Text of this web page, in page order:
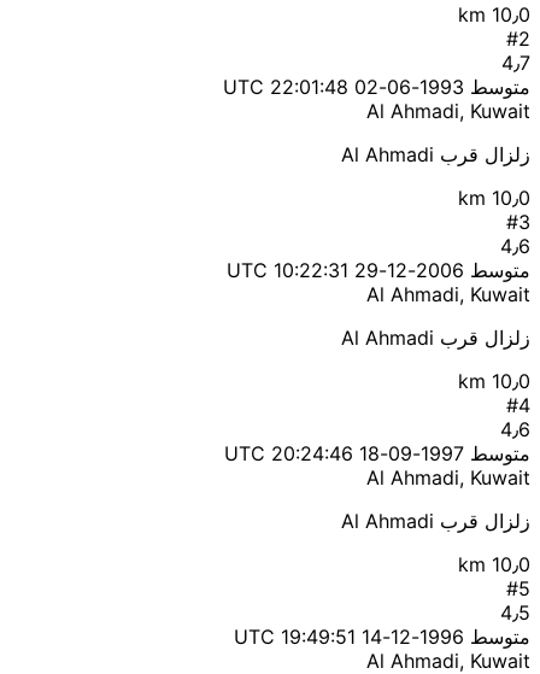
10٫0 km
#2
4٫7
متوسط 1993-06-02 22:01:48 UTC
Al Ahmadi, Kuwait
زلزال قرب Al Ahmadi
10٫0 km
#3
4٫6
متوسط 2006-12-29 10:22:31 UTC
Al Ahmadi, Kuwait
زلزال قرب Al Ahmadi
10٫0 km
#4
4٫6
متوسط 1997-09-18 20:24:46 UTC
Al Ahmadi, Kuwait
زلزال قرب Al Ahmadi
10٫0 km
#5
4٫5
متوسط 1996-12-14 19:49:51 UTC
Al Ahmadi, Kuwait